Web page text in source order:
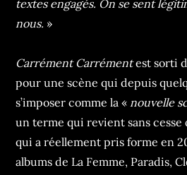
textes engagés. On se sent
nous. »
Carrément Carrémentest sorti
pour une scène qui depuis
s’imposer comme la «nouvelle
un terme qui revient sans cesse
qui a réellement pris forme en
albums de La Femme, Paradis,